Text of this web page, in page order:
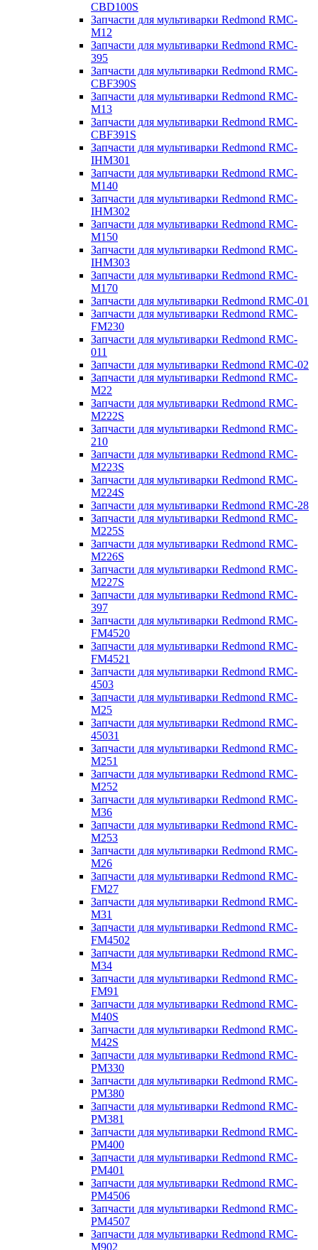
CBD100S
Запчасти для мультиварки Redmond RMC-
M12
Запчасти для мультиварки Redmond RMC-
395
Запчасти для мультиварки Redmond RMC-
CBF390S
Запчасти для мультиварки Redmond RMC-
M13
Запчасти для мультиварки Redmond RMC-
CBF391S
Запчасти для мультиварки Redmond RMC-
IHM301
Запчасти для мультиварки Redmond RMC-
M140
Запчасти для мультиварки Redmond RMC-
IHM302
Запчасти для мультиварки Redmond RMC-
M150
Запчасти для мультиварки Redmond RMC-
IHM303
Запчасти для мультиварки Redmond RMC-
M170
Запчасти для мультиварки Redmond RMC-01
Запчасти для мультиварки Redmond RMC-
FM230
Запчасти для мультиварки Redmond RMC-
011
Запчасти для мультиварки Redmond RMC-02
Запчасти для мультиварки Redmond RMC-
M22
Запчасти для мультиварки Redmond RMC-
M222S
Запчасти для мультиварки Redmond RMC-
210
Запчасти для мультиварки Redmond RMC-
M223S
Запчасти для мультиварки Redmond RMC-
M224S
Запчасти для мультиварки Redmond RMC-28
Запчасти для мультиварки Redmond RMC-
M225S
Запчасти для мультиварки Redmond RMC-
M226S
Запчасти для мультиварки Redmond RMC-
M227S
Запчасти для мультиварки Redmond RMC-
397
Запчасти для мультиварки Redmond RMC-
FM4520
Запчасти для мультиварки Redmond RMC-
FM4521
Запчасти для мультиварки Redmond RMC-
4503
Запчасти для мультиварки Redmond RMC-
M25
Запчасти для мультиварки Redmond RMC-
45031
Запчасти для мультиварки Redmond RMC-
M251
Запчасти для мультиварки Redmond RMC-
M252
Запчасти для мультиварки Redmond RMC-
M36
Запчасти для мультиварки Redmond RMC-
M253
Запчасти для мультиварки Redmond RMC-
M26
Запчасти для мультиварки Redmond RMC-
FM27
Запчасти для мультиварки Redmond RMC-
M31
Запчасти для мультиварки Redmond RMC-
FM4502
Запчасти для мультиварки Redmond RMC-
M34
Запчасти для мультиварки Redmond RMC-
FM91
Запчасти для мультиварки Redmond RMC-
M40S
Запчасти для мультиварки Redmond RMC-
M42S
Запчасти для мультиварки Redmond RMC-
PM330
Запчасти для мультиварки Redmond RMC-
PM380
Запчасти для мультиварки Redmond RMC-
PM381
Запчасти для мультиварки Redmond RMC-
PM400
Запчасти для мультиварки Redmond RMC-
PM401
Запчасти для мультиварки Redmond RMC-
PM4506
Запчасти для мультиварки Redmond RMC-
PM4507
Запчасти для мультиварки Redmond RMC-
M902